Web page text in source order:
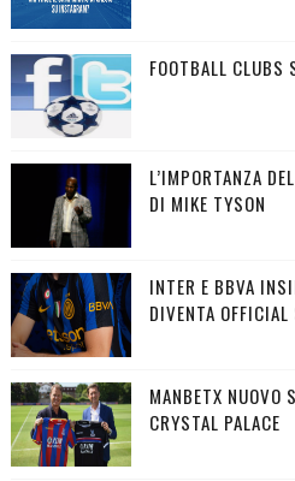
FOOTBALL CLUBS
L’IMPORTANZA
DI MIKE TYSON
INTER E BBVA
DIVENTA OFFICIAL
MANBETX NUOVO
CRYSTAL PALACE